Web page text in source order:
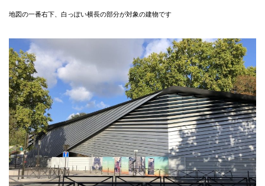
地図の一番右下、白っぽい横長の部分が対象の建物です